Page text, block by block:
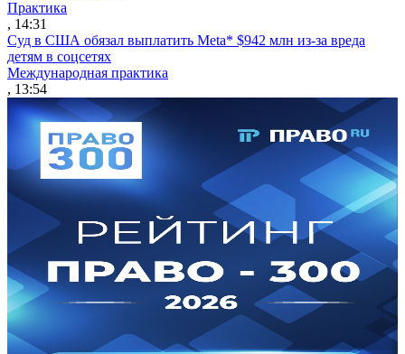
Практика
, 14:31
Суд в США обязал выплатить Meta* $942 млн из-за вреда
детям в соцсетях
Международная практика
, 13:54